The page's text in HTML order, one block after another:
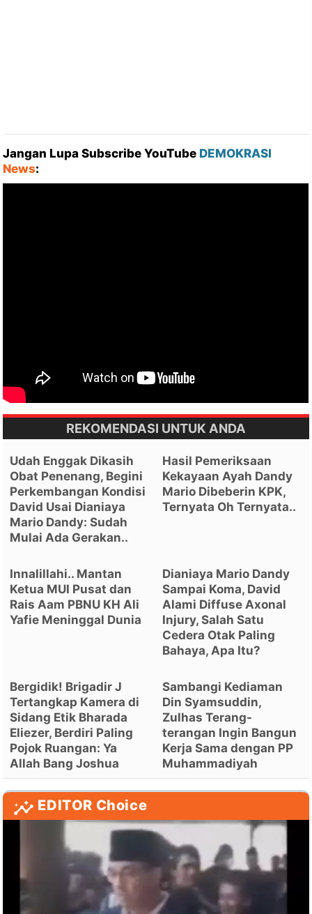
Jangan Lupa Subscribe YouTube DEMOKRASI
News:
REKOMENDASI UNTUK ANDA
Udah Enggak Dikasih
Obat Penenang, Begini
Perkembangan Kondisi
David Usai Dianiaya
Mario Dandy: Sudah
Mulai Ada Gerakan..
Hasil Pemeriksaan
Kekayaan Ayah Dandy
Mario Dibeberin KPK,
Ternyata Oh Ternyata..
Innalillahi.. Mantan
Ketua MUI Pusat dan
Rais Aam PBNU KH Ali
Yafie Meninggal Dunia
Dianiaya Mario Dandy
Sampai Koma, David
Alami Diffuse Axonal
Injury, Salah Satu
Cedera Otak Paling
Bahaya, Apa Itu?
Bergidik! Brigadir J
Tertangkap Kamera di
Sidang Etik Bharada
Eliezer, Berdiri Paling
Pojok Ruangan: Ya
Allah Bang Joshua
Sambangi Kediaman
Din Syamsuddin,
Zulhas Terang-
terangan Ingin Bangun
Kerja Sama dengan PP
Muhammadiyah
EDITOR Choice